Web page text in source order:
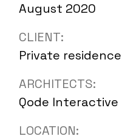
August 2020
CLIENT:
Private residence
ARCHITECTS:
Qode Interactive
LOCATION: